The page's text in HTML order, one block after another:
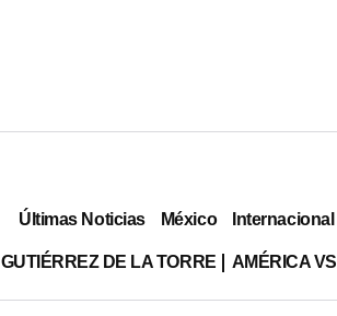
Últimas Noticias México Internacional
GUTIÉRREZ DE LA TORRE AMÉRICA